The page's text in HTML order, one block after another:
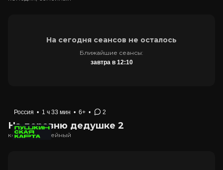
На сегодня сеансов не осталось
Ближайшие сеансы:
завтра в 12:10
Россия • 1 ч 33 мин • 6+ • 2
На деревню дедушке 2
комедия, семейный